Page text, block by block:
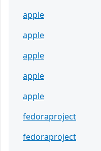
apple
apple
apple
apple
apple
fedoraproject
fedoraproject